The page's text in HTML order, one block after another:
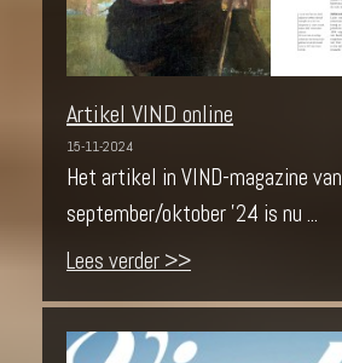
Artikel VIND online
15-11-2024
Het artikel in VIND-magazine van
september/oktober '24 is nu ...
Lees verder >>